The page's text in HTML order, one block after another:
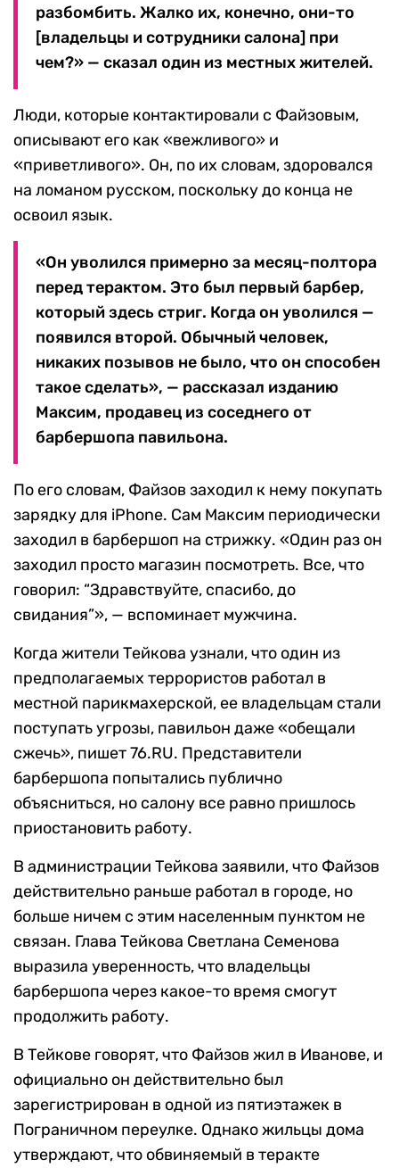
разбомбить. Жалко их, конечно, они-то
[владельцы и сотрудники салона] при
чем?» — сказал один из местных жителей.
Люди, которые контактировали с Файзовым,
описывают его как «вежливого» и
«приветливого». Он, по их словам, здоровался
на ломаном русском, поскольку до конца не
освоил язык.
«Он уволился примерно за месяц-полтора
перед терактом. Это был первый барбер,
который здесь стриг. Когда он уволился —
появился второй. Обычный человек,
никаких позывов не было, что он способен
такое сделать», — рассказал изданию
Максим, продавец из соседнего от
барбершопа павильона.
По его словам, Файзов заходил к нему покупать
зарядку для iPhone. Сам Максим периодически
заходил в барбершоп на стрижку. «Один раз он
заходил просто магазин посмотреть. Все, что
говорил: “Здравствуйте, спасибо, до
свидания”», — вспоминает мужчина.
Когда жители Тейкова узнали, что один из
предполагаемых террористов работал в
местной парикмахерской, ее владельцам стали
поступать угрозы, павильон даже «обещали
сжечь», пишет 76.RU. Представители
барбершопа попытались публично
объясниться, но салону все равно пришлось
приостановить работу.
В администрации Тейкова заявили, что Файзов
действительно раньше работал в городе, но
больше ничем с этим населенным пунктом не
связан. Глава Тейкова Светлана Семенова
выразила уверенность, что владельцы
барбершопа через какое-то время смогут
продолжить работу.
В Тейкове говорят, что Файзов жил в Иванове, и
официально он действительно был
зарегистрирован в одной из пятиэтажек в
Пограничном переулке. Однако жильцы дома
утверждают, что обвиняемый в теракте